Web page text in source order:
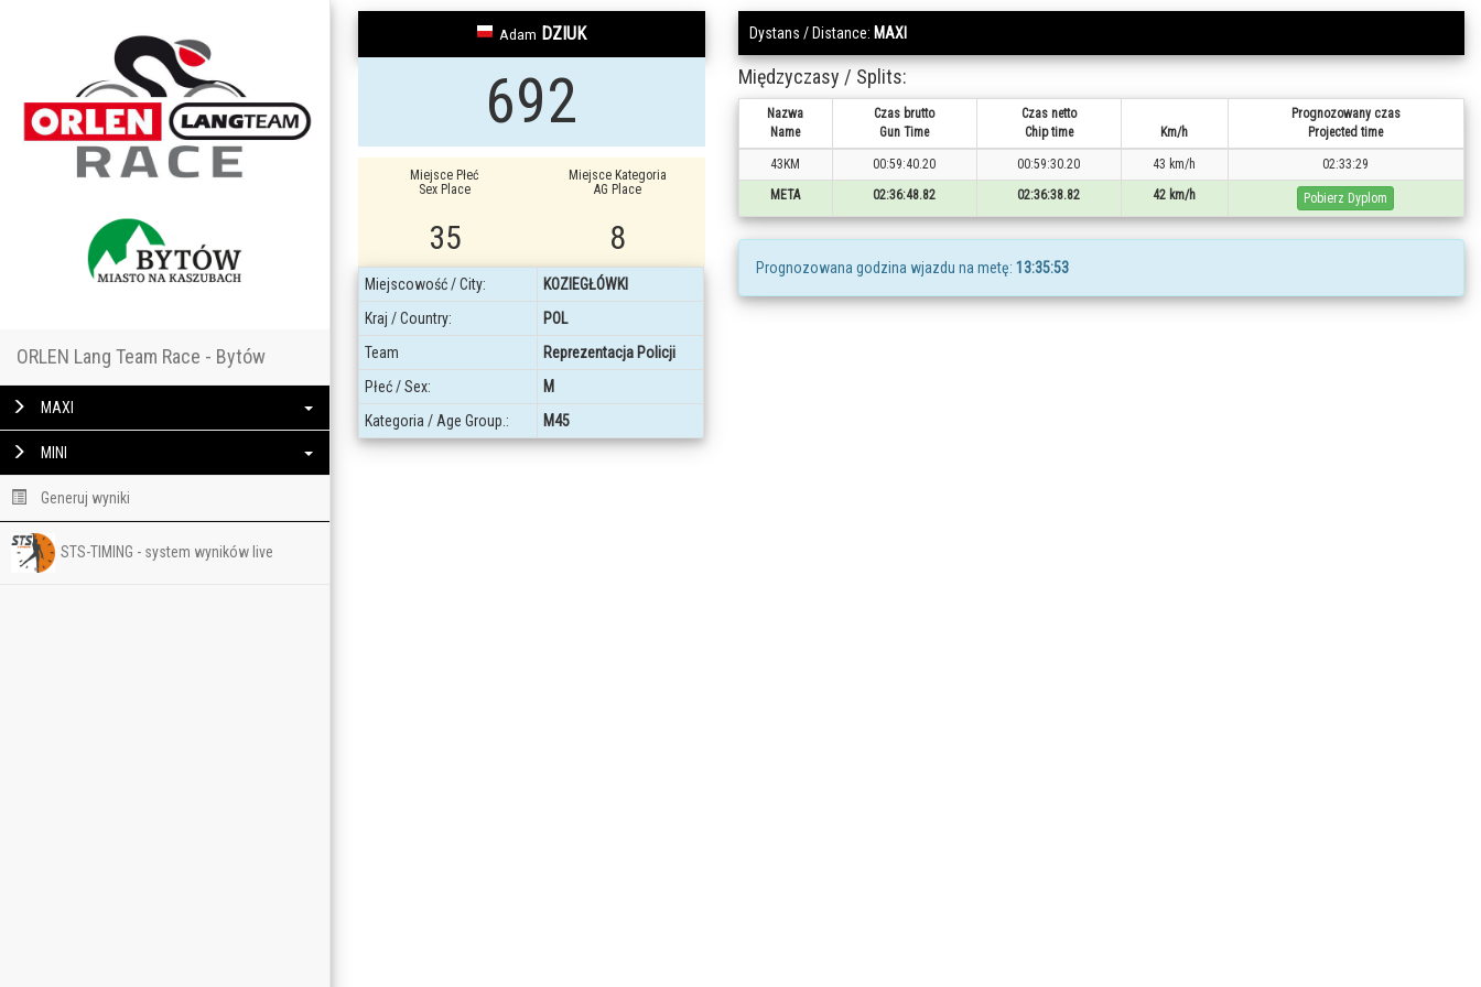
ORLEN Lang Team Race - Bytów
MAXI
MINI
Generuj wyniki
STS-TIMING - system wyników live
Adam DZIUK
692
Miejsce Płeć
Sex Place
35
Miejsce Kategoria
AG Place
8
Miejscowość / City:
KOZIEGŁÓWKI
Kraj / Country:
POL
Team
Reprezentacja Policji
Płeć / Sex:
M
Kategoria / Age Group.:
M45
Dystans / Distance: MAXI
Międzyczasy / Splits:
Nazwa
Name
Czas brutto
Gun Time
Czas netto
Chip time
Km/h
Prognozowany czas
Projected time
43KM 00:59:40.20 00:59:30.20 43 km/h
02:33:29
META
02:36:48.82 02:36:38.82 42 km/h Pobierz Dyplom
Prognozowana godzina wjazdu na metę: 13:35:53